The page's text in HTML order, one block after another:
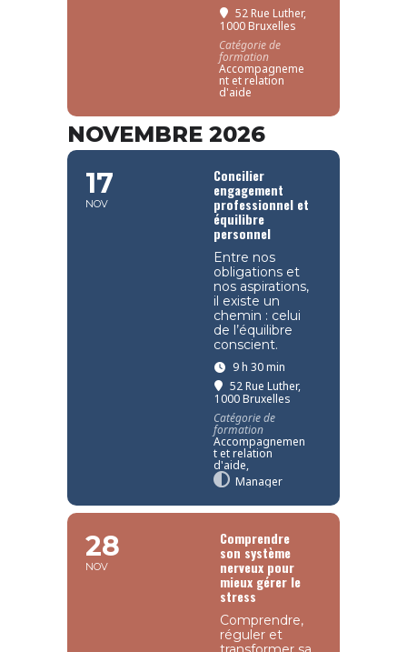
52 Rue Luther,
1000 Bruxelles
Catégorie de
formation
Accompagneme
nt et relation
d'aide
NOVEMBRE 2026
17
NOV
Concilier
engagement
professionnel et
équilibre
personnel
Entre nos
obligations et
nos aspirations,
il existe un
chemin : celui
de l’équilibre
conscient.
9 h 30 min
52 Rue Luther,
1000 Bruxelles
Catégorie de
formation
Accompagnemen
t et relation
d'aide,
Manager
28
NOV
Comprendre
son système
nerveux pour
mieux gérer le
stress
Comprendre,
réguler et